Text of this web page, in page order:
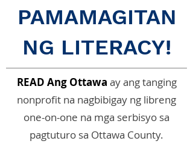
PAMAMAGITAN
NG LITERACY!
READ Ang Ottawa ay ang tanging
nonprofit na nagbibigay ng libreng
one-on-one na mga serbisyo sa
pagtuturo sa Ottawa County.